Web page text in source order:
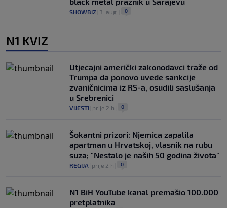
SHOWBIZ 3. aug. 0
N1 KVIZ
Utjecajni američki zakonodavci traže od
Trumpa da ponovo uvede sankcije
zvaničnicima iz RS-a, osudili saslušanja
u Srebrenici
VIJESTI prije 2 h 0
Šokantni prizori: Njemica zapalila
apartman u Hrvatskoj, vlasnik na rubu
suza; "Nestalo je naših 50 godina života"
REGIJA prije 2 h 0
N1 BiH YouTube kanal premašio 100.000
pretplatnika